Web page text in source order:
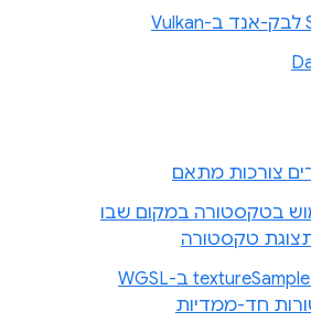
צורכות מתאם
בטקסטורה במקום שבו
טקסטורה
הפונקציה textureSampleLevel ב-WGSL
חד-ממדיות